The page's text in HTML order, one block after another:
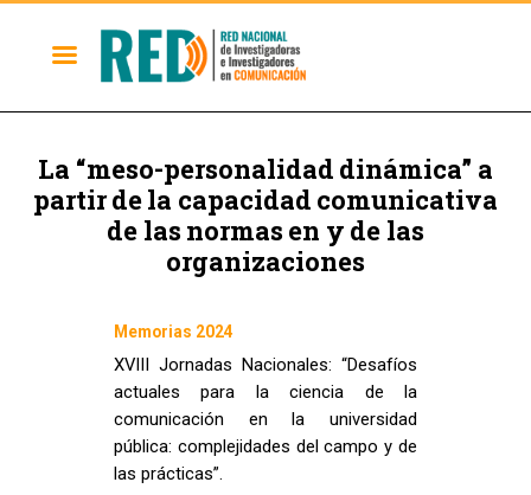
La “meso-personalidad dinámica” a
partir de la capacidad comunicativa
de las normas en y de las
organizaciones
Memorias 2024
XVIII Jornadas Nacionales: “Desafíos
actuales para la ciencia de la
comunicación en la universidad
pública: complejidades del campo y de
las prácticas”.